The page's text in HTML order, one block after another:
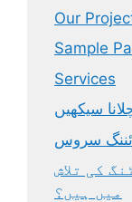
Our
Sample
Services
سیکھیں
سروس
کی تلاش
میں ہیں؟